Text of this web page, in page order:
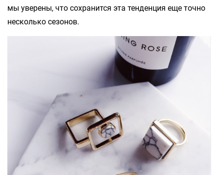
мы уверены, что сохранится эта тенденция еще точно
несколько сезонов.